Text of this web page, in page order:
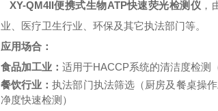
XY-QM4II便携式生物ATP快速荧光检测仪 ，
业、医疗卫生行业、环保及其它执法部门等。
应用场合：
食品加工业： 适用于HACCP系统的清洁度检测
餐饮行业：执法部门执法筛选（厨房及餐桌操
净度快速检测）